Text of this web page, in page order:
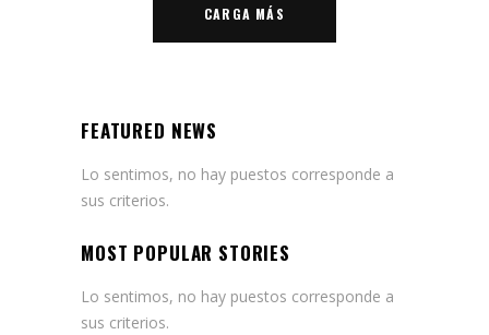
CARGA MÁS
FEATURED NEWS
Lo sentimos, no hay puestos corresponde a
sus criterios.
MOST POPULAR STORIES
Lo sentimos, no hay puestos corresponde a
sus criterios.